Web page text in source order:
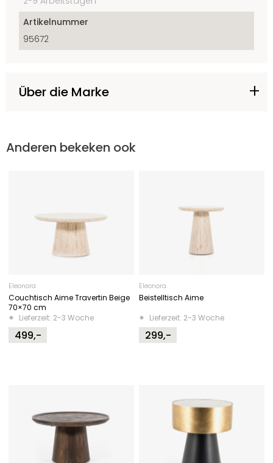
Artikelnummer
95672
Über die Marke
Anderen bekeken ook
Eleonora
Couchtisch Aime Travertin Beige
70×70 cm
Lieferzeit: 2-3 Woche
499,-
Eleonora
Beistelltisch Aime
Lieferzeit: 2-3 Woche
299,-